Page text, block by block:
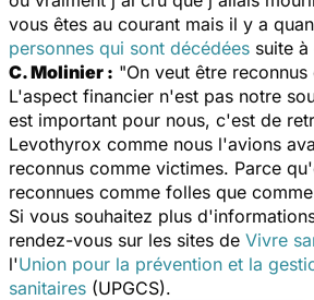
vous êtes au courant mais il y a
personnes qui sont décédées suite à
C. Molinier : "On veut être
L'aspect financier n'est pas notre
est important pour nous, c'est de
Levothyrox comme nous l'avions
reconnus comme victimes. Parce
reconnues comme folles que
Si vous souhaitez plus
rendez-vous sur les sites de Vivre
l'Union pour la prévention et la
sanitaires (UPGCS).